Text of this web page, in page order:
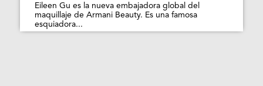
Eileen Gu es la nueva embajadora global del
maquillaje de Armani Beauty. Es una famosa
esquiadora...